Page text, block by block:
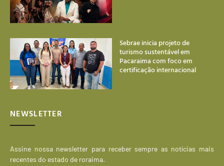
Sebrae inicia projeto de
turismo sustentável em
Pacaraima com foco em
certificação internacional
NEWSLETTER
Assine nossa newsletter para receber sempre as notícias mais
recentes do estado de roraima.